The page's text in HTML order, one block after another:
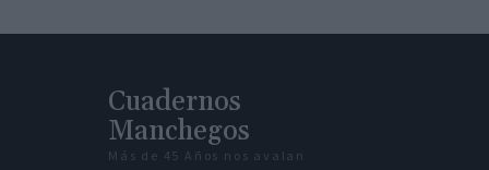
Cuadernos
Manchegos
Más de 45 Años nos avalan